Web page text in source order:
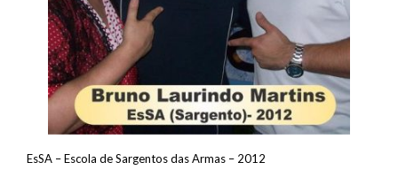
EsSA – Escola de Sargentos das Armas – 2012